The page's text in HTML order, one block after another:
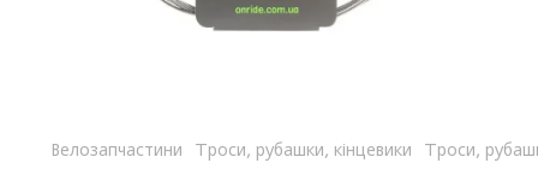
Велозапчастини Троси, рубашки, кінцевики Троси,